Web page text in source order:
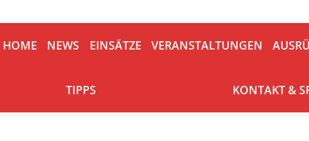
HOME NEWS EINSÄTZE VERANSTALTUNGEN
TIPPS KONTAKT &
NEWS EINSÄTZE VERANSTALTUNGEN